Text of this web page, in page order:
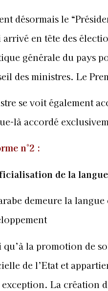
désormais le
en tête des
générale du pays
des ministres. Le
se voit également
là accordé
n°2 :
de la
demeure la
qu’à la promotion de
de l’Etat et
exception. La création